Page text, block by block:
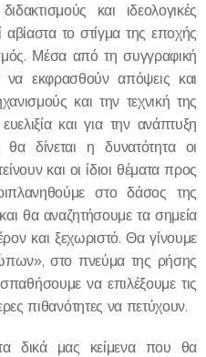
και ιδεολογικές
το στίγμα της εποχής
Μέσα από τη συγγραφική
εκφρασθούν απόψεις και
και την τεχνική της
και για την ανάπτυξη
θα δίνεται η δυνατότητα οι
και οι ίδιοι θέματα προς
στο δάσος της
θα αναζητήσουμε τα σημεία
και ξεχωριστό. Θα γίνουμε
στο πνεύμα της ρήσης
να επιλέξουμε τις
πιθανότητες να πετύχουν.
δικά μας κείμενα που θα